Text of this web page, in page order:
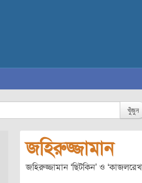
খুঁজুন
জহিরুজ্জামান
জহিরুজ্জামান ‘ছিটকিন’ ও